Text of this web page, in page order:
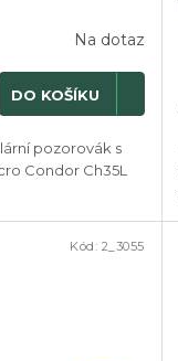
R
M
Na dotaz
DO KOŠÍKU
pozorovák s
Condor Ch35L
Kód: 2_3055